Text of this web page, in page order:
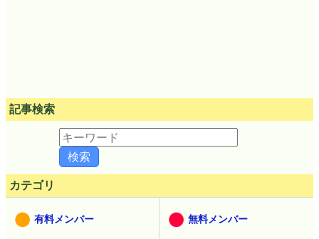
記事検索
カテゴリ
有料メンバー 無料メンバー